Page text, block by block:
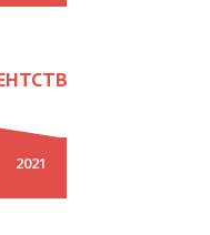
2021